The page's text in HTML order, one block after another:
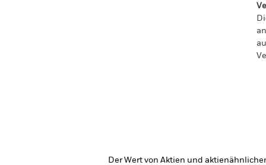
Der Wert von Aktien und